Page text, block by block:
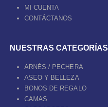
MI CUENTA
CONTÁCTANOS
NUESTRAS CATEGORÍAS
ARNÉS / PECHERA
ASEO Y BELLEZA
BONOS DE REGALO
CAMAS